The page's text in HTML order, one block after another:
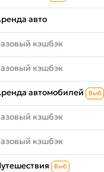
авто
кэшбэк
кэшбэк
автомобилей Выб
кэшбэк
кэшбэк
Выб